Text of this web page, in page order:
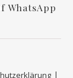
WhatsApp